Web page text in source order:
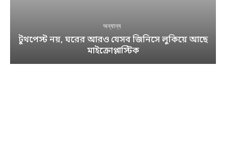
অন্যান্য
টুথপেস্ট নয়, ঘরের আরও যেসব জিনিসে লুকিয়ে আছে
মাইক্রোপ্লাস্টিক